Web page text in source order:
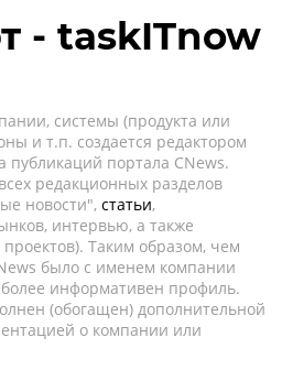
- taskITnow
системы (продукта или
и т.п. создается редактором
публикаций портала CNews.
редакционных разделов
новости", статьи,
интервью, а также
Таким образом, чем
было с именем компании
более информативен профиль.
(обогащен) дополнительной
о компании или